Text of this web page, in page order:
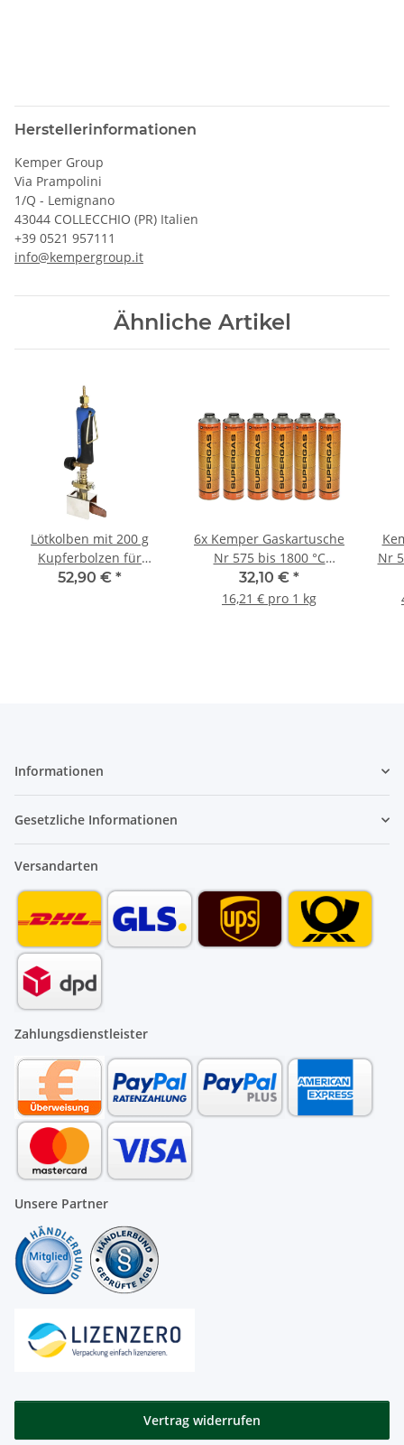
Herstellerinformationen
Kemper Group
Via Prampolini
1/Q - Lemignano
43044 COLLECCHIO (PR) Italien
+39 0521 957111
info@kempergroup.it
Ähnliche Artikel
Lötkolben mit 200 g
Kupferbolzen für
Dachrinnenarbeiten
52,90 € *
6x Kemper Gaskartusche
Nr 575 bis 1800 °C
Lötgas 30% Propan 70%
Butan 600ml 330g
32,10 € *
16,21 € pro 1 kg
Nr
Informationen
Gesetzliche Informationen
Versandarten
Zahlungsdienstleister
Unsere Partner
Vertrag widerrufen